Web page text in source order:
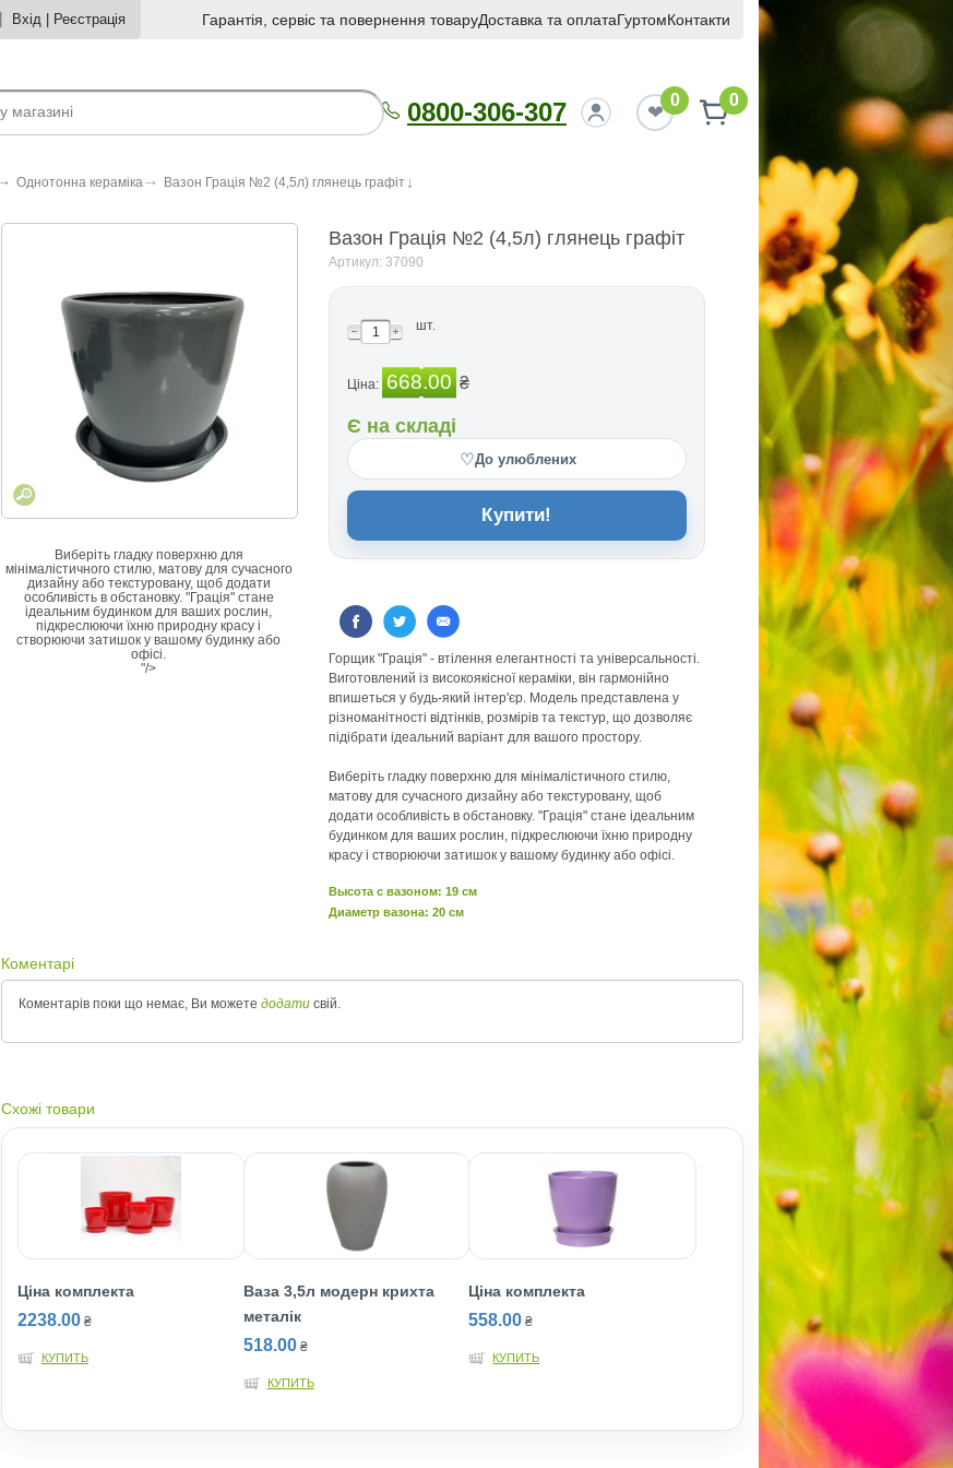
Вхід Реєстрація Гарантія, сервіс та повернення товаруДоставка та оплатаГуртомКонтакти
0800-306-307 0 0
Однотонна кераміка Вазон Грація №2 (4,5л) глянець графіт
Виберіть гладку поверхню для
мінімалістичного стилю, матову для сучасного
дизайну або текстуровану, щоб додати
особливість в обстановку. "Грація" стане
ідеальним будинком для ваших рослин,
підкреслюючи їхню природну красу і
створюючи затишок у вашому будинку або
офісі.
"/>
Вазон Грація №2 (4,5л) глянець графіт
Артикул: 37090
шт.
Ціна: 668.00 ₴
Є на складі
♡До улюблених
Купити!
Горщик "Грація" - втілення елегантності та універсальності.
Виготовлений із високоякісної кераміки, він гармонійно
впишеться у будь-який інтер'єр. Модель представлена у
різноманітності відтінків, розмірів та текстур, що дозволяє
підібрати ідеальний варіант для вашого простору.
Виберіть гладку поверхню для мінімалістичного стилю,
матову для сучасного дизайну або текстуровану, щоб
додати особливість в обстановку. "Грація" стане ідеальним
будинком для ваших рослин, підкреслюючи їхню природну
красу і створюючи затишок у вашому будинку або офісі.
Высота c вазоном: 19 см
Диаметр вазона: 20 см
Коментарі
Коментарів поки що немає, Ви можете додати свій.
Схожі товари
Ціна комплекта
2238.00 ₴
КУПИТЬ
Ваза 3,5л модерн крихта
металік
518.00 ₴
КУПИТЬ
Ціна комплекта
558.00 ₴
КУПИТЬ